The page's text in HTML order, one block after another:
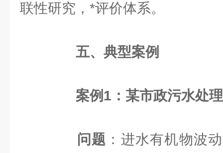
联性研究，*评价体系。
五、典型案例
案例1：某市政污水处
问题 ：进水有机物波